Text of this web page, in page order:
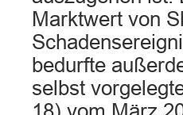
Marktwert von
bedurfte
selbst